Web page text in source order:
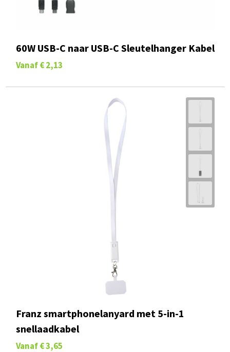
60W USB-C naar USB-C Sleutelhanger Kabel
Vanaf € 2,13
Franz smartphonelanyard met 5-in-1
snellaadkabel
Vanaf € 3,65